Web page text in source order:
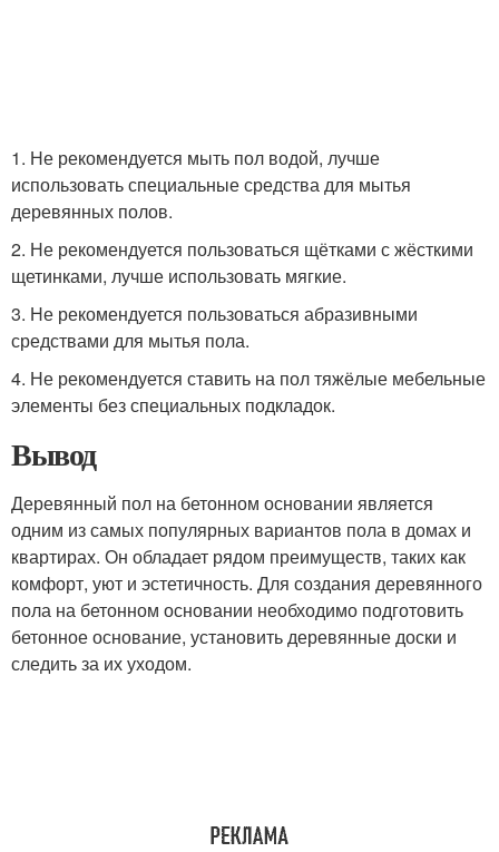
1. Не рекомендуется мыть пол водой, лучше
использовать специальные средства для мытья
деревянных полов.
2. Не рекомендуется пользоваться щётками с жёсткими
щетинками, лучше использовать мягкие.
3. Не рекомендуется пользоваться абразивными
средствами для мытья пола.
4. Не рекомендуется ставить на пол тяжёлые мебельные
элементы без специальных подкладок.
Вывод
Деревянный пол на бетонном основании является
одним из самых популярных вариантов пола в домах и
квартирах. Он обладает рядом преимуществ, таких как
комфорт, уют и эстетичность. Для создания деревянного
пола на бетонном основании необходимо подготовить
бетонное основание, установить деревянные доски и
следить за их уходом.